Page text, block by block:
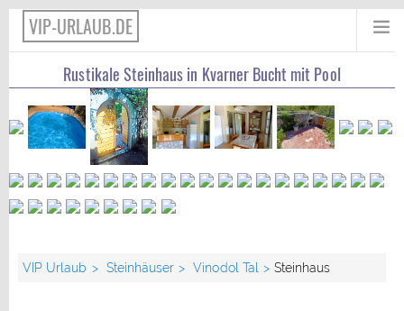
VIP-URLAUB.DE
Rustikale Steinhaus in Kvarner Bucht mit Pool
VIP Urlaub Steinhäuser Vinodol Tal Steinhaus